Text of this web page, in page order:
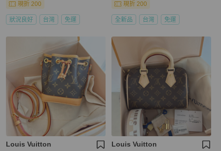
現折 200
狀況良好 台灣 免運
現折 200
全新品 台灣 免運
Louis Vuitton Louis Vuitton